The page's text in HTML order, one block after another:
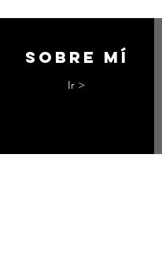
Sobre mí
Ir >